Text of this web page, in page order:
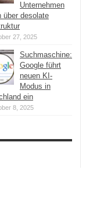
Unternehmen
über desolate
27, 2025
Suchmaschine:
Google führt
neuen KI-
Modus in
ein
8, 2025